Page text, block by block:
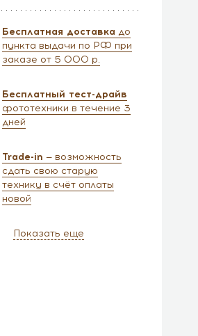
Бесплатная доставка до
пункта выдачи по РФ при
заказе от 5 000 р.
Бесплатный тест-драйв
фототехники в течение 3
дней
Trade-in — возможность
сдать свою старую
технику в счёт оплаты
новой
Показать еще